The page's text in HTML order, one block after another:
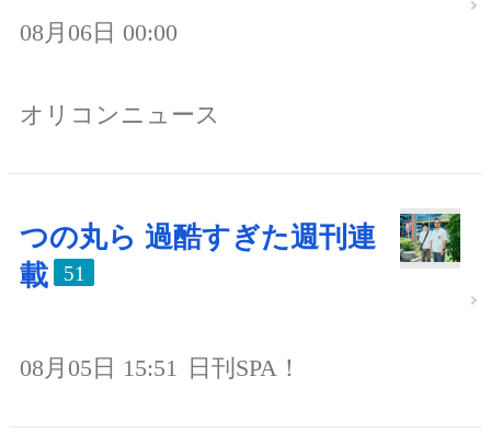
08月06日 00:00
オリコンニュース
つの丸ら 過酷すぎた週刊連
載
51
08月05日 15:51 日刊SPA！